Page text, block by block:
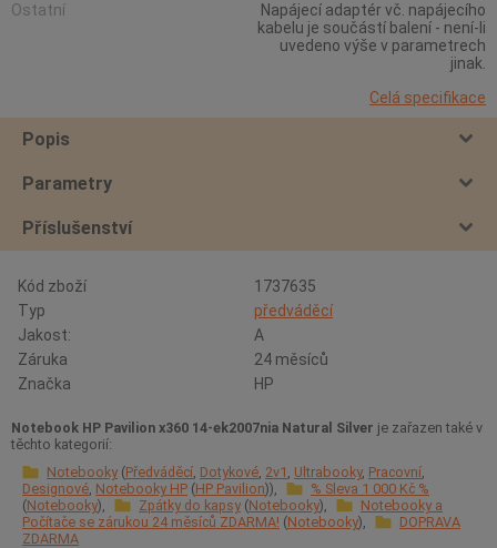
Ostatní
Napájecí adaptér vč. napájecího
kabelu je součástí balení - není-li
uvedeno výše v parametrech
jinak.
Celá specifikace
Popis
Parametry
Příslušenství
Kód zboží
1737635
Typ
předváděcí
Jakost:
A
Záruka
24 měsíců
Značka
HP
Notebook HP Pavilion x360 14-ek2007nia Natural Silver je zařazen také v
těchto kategorií:
Notebooky Předváděcí Dotykové 2v1 Ultrabooky Pracovní
Designové Notebooky HP HP Pavilion
% Sleva 1 000 Kč %
Notebooky
Zpátky do kapsy Notebooky
Notebooky a
Počítače se zárukou 24 měsíců ZDARMA! Notebooky
DOPRAVA
ZDARMA